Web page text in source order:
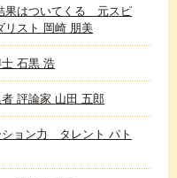
果はついてくる 元スピ
リスト 岡崎 朋美
石黒 浩
評論家 山田 五郎
ション力 タレント パト